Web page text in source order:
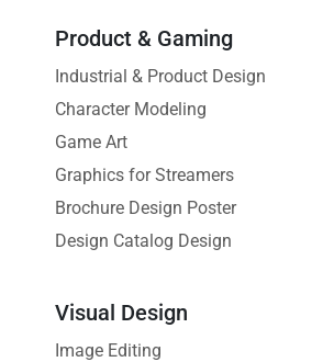
Product & Gaming
Industrial & Product Design
Character Modeling
Game Art
Graphics for Streamers
Brochure Design Poster
Design Catalog Design
Visual Design
Image Editing